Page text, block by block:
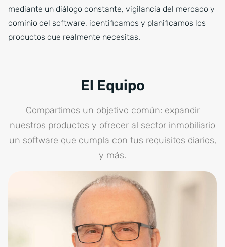
mediante un diálogo constante, vigilancia del mercado y
dominio del software, identificamos y planificamos los
productos que realmente necesitas.
El Equipo
Compartimos un objetivo común: expandir
nuestros productos y ofrecer al sector inmobiliario
un software que cumpla con tus requisitos diarios,
y más.